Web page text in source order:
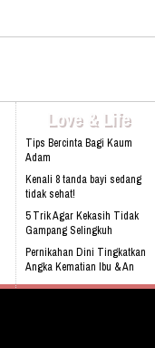
Love & Life
Tips Bercinta Bagi Kaum
Adam
Kenali 8 tanda bayi sedang
tidak sehat!
5 Trik Agar Kekasih Tidak
Gampang Selingkuh
Pernikahan Dini Tingkatkan
Angka Kematian Ibu & An
Sering Mengalami Mimpi